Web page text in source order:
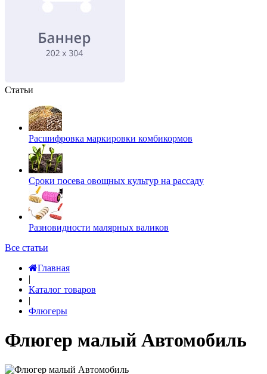
Статьи
Расшифровка маркировки комбикормов
Сроки посева овощных культур на рассаду
Разновидности малярных валиков
Все статьи
Главная
|
Каталог товаров
|
Флюгеры
Флюгер малый Автомобиль